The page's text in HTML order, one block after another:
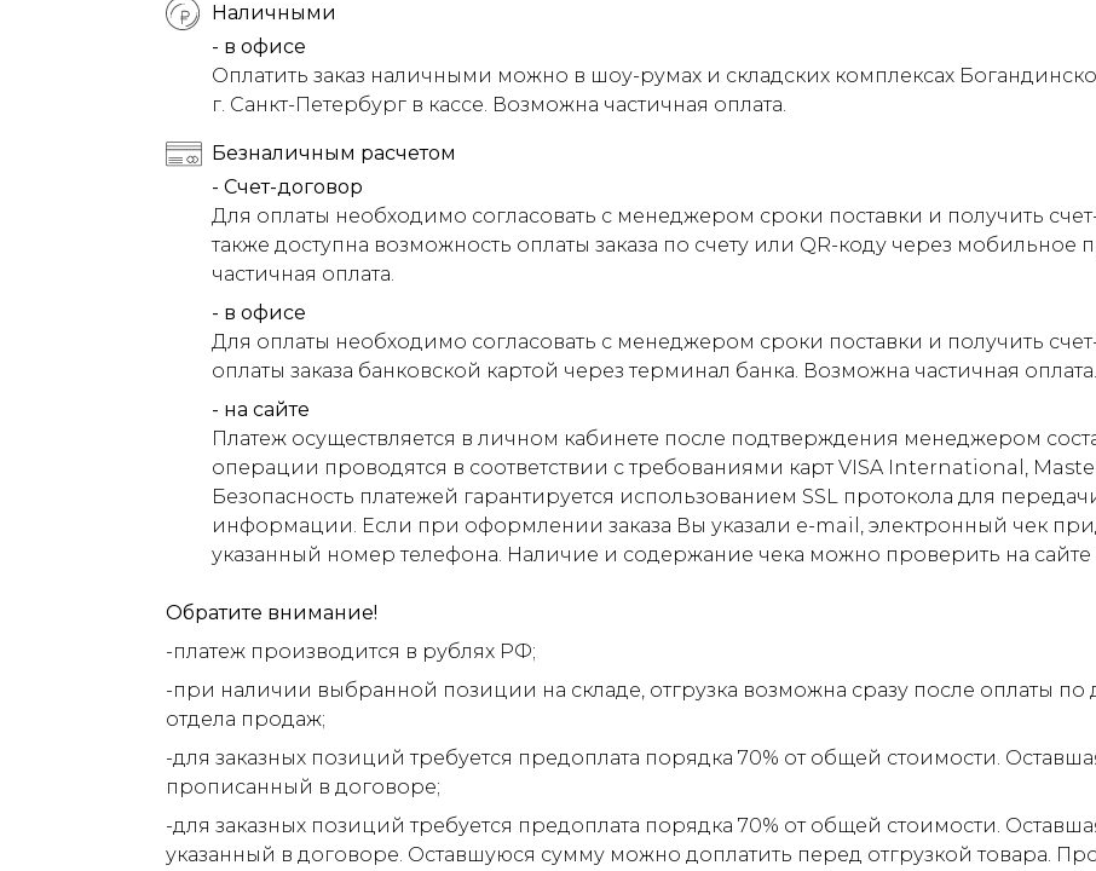
Наличными
- в офисе
Оплатить заказ наличными можно в шоу-румах и складских комплексах
г. Санкт-Петербург в кассе. Возможна частичная оплата.
Безналичным расчетом
- Счет-договор
Для оплаты необходимо согласовать с менеджером сроки поставки и получить
также доступна возможность оплаты заказа по счету или QR-коду через
частичная оплата.
- в офисе
Для оплаты необходимо согласовать с менеджером сроки поставки и получить
оплаты заказа банковской картой через терминал банка. Возможна частичная оплата.
- на сайте
Платеж осуществляется в личном кабинете после подтверждения менеджером
операции проводятся в соответствии с требованиями карт VISA International,
Безопасность платежей гарантируется использованием SSL протокола для
информации. Если при оформлении заказа Вы указали e-mail, электронный чек
указанный номер телефона. Наличие и содержание чека можно проверить на
Обратите внимание!
-платеж производится в рублях РФ;
-при наличии выбранной позиции на складе, отгрузка возможна сразу после оплаты
отдела продаж;
-для заказных позиций требуется предоплата порядка 70% от общей стоимости.
прописанный в договоре;
-для заказных позиций требуется предоплата порядка 70% от общей стоимости.
указанный в договоре. Оставшуюся сумму можно доплатить перед отгрузкой товара.